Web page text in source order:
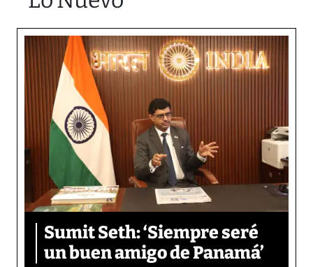
Sumit Seth: ‘Siempre seré
un buen amigo de Panamá’